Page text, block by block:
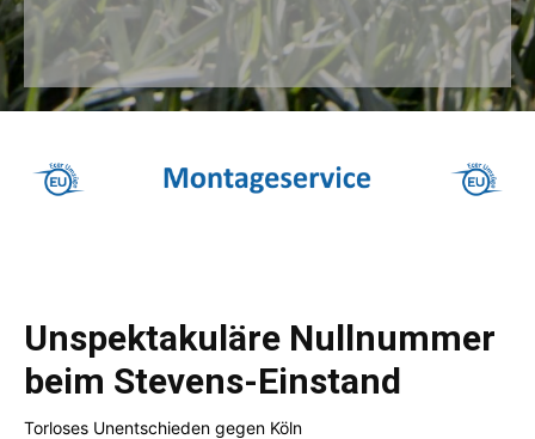
Unspektakuläre Nullnummer
beim Stevens-Einstand
Torloses Unentschieden gegen Köln